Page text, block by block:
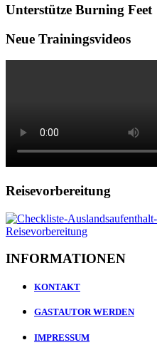
Unterstütze Burning Feet
Neue Trainingsvideos
Reisevorbereitung
INFORMATIONEN
KONTAKT
GASTAUTOR WERDEN
IMPRESSUM